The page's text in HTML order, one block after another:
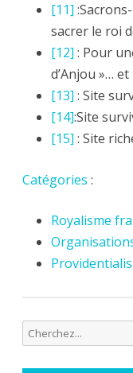
[11]
sacrer le roi
[12] : Pour
d’Anjou »…
[13] : Site
[14]:Site
[15] : Site
Catégories :
Royalisme
Recherche
pour: